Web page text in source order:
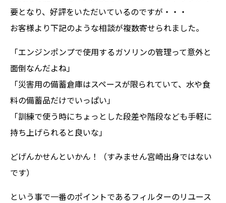
要となり、好評をいただいているのですが・・・
お客様より下記のような相談が複数寄せられました。
「エンジンポンプで使用するガソリンの管理って意外と
面倒なんだよね」
「災害用の備蓄倉庫はスペースが限られていて、水や食
料の備蓄品だけでいっぱい」
「訓練で使う時にちょっとした段差や階段なども手軽に
持ち上げられると良いな」
どげんかせんといかん！（すみません宮崎出身ではない
です）
という事で一番のポイントであるフィルターのリユース